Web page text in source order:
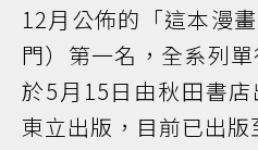
12月公佈的「這本漫
門）第一名，全系列
於5月15日由秋田書
東立出版，目前已出版